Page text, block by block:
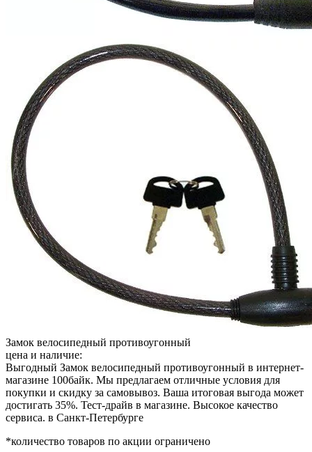
Замок велосипедный противоугонный
цена и наличие:
Выгодный Замок велосипедный противоугонный в интернет-
магазине 100байк. Мы предлагаем отличные условия для
покупки и скидку за самовывоз. Ваша итоговая выгода может
достигать 35%. Тест-драйв в магазине. Высокое качество
сервиса. в Санкт-Петербурге
*количество товаров по акции ограничено